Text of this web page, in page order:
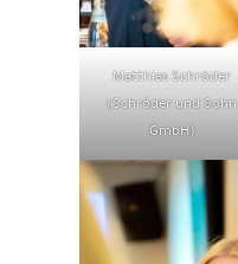
Matthias Schröder
(Schröder und Sohn
GmbH)